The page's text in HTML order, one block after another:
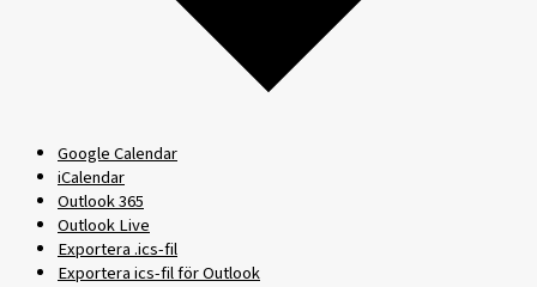
Google Calendar
iCalendar
Outlook 365
Outlook Live
Exportera .ics-fil
Exportera ics-fil för Outlook